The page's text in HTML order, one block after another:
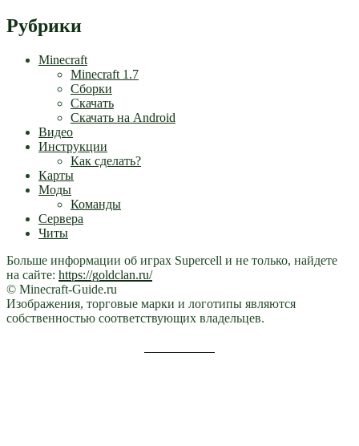
Рубрики
Minecraft
Minecraft 1.7
Сборки
Скачать
Скачать на Android
Видео
Инструкции
Как сделать?
Карты
Моды
Команды
Сервера
Читы
Больше информации об играх Supercell и не только, найдете
на сайте: https://goldclan.ru/
© Minecraft-Guide.ru
Изображения, торговые марки и логотипы являются
собственностью соответствующих владельцев.